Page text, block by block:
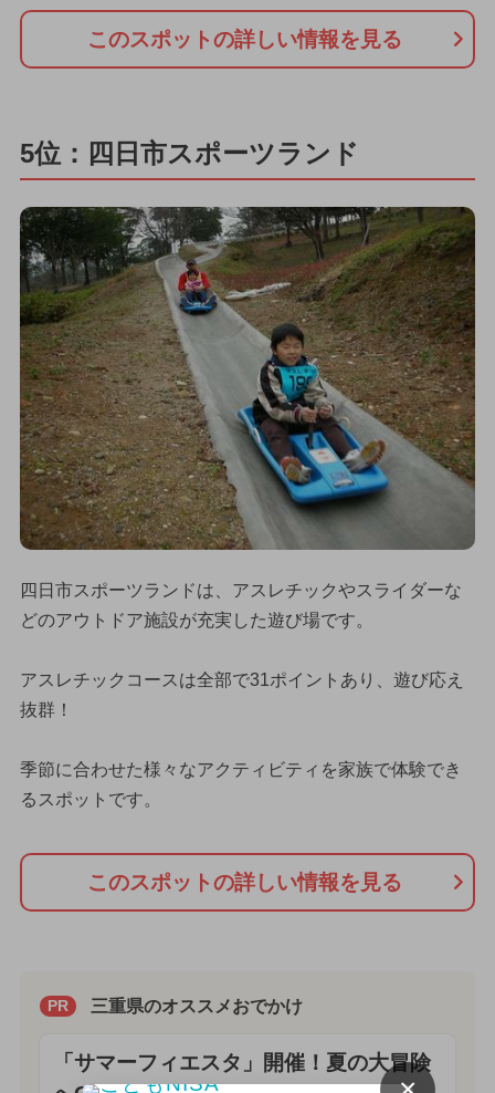
このスポットの詳しい情報を見る
5位：四日市スポーツランド
四日市スポーツランドは、アスレチックやスライダーな
どのアウトドア施設が充実した遊び場です。
アスレチックコースは全部で31ポイントあり、遊び応え
抜群！
季節に合わせた様々なアクティビティを家族で体験でき
るスポットです。
このスポットの詳しい情報を見る
PR 三重県のオススメおでかけ
「サマーフィエスタ」開催！夏の大冒険